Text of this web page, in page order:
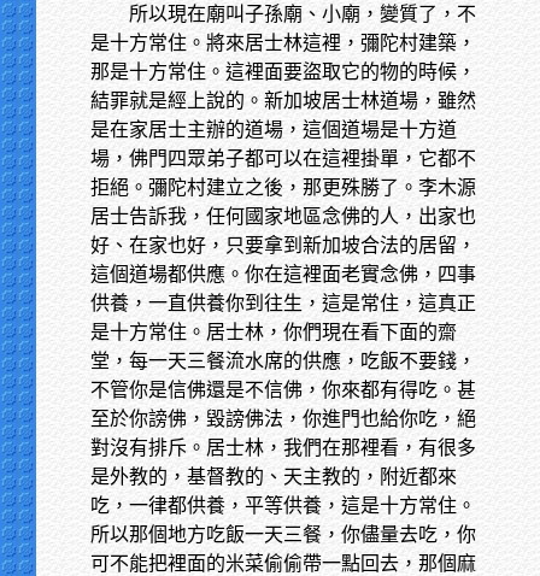
所以現在廟叫子孫廟、小廟，變質了，不
是十方常住。將來居士林這裡，彌陀村建築，
那是十方常住。這裡面要盜取它的物的時候，
結罪就是經上說的。新加坡居士林道場，雖然
是在家居士主辦的道場，這個道場是十方道
場，佛門四眾弟子都可以在這裡掛單，它都不
拒絕。彌陀村建立之後，那更殊勝了。李木源
居士告訴我，任何國家地區念佛的人，出家也
好、在家也好，只要拿到新加坡合法的居留，
這個道場都供應。你在這裡面老實念佛，四事
供養，一直供養你到往生，這是常住，這真正
是十方常住。居士林，你們現在看下面的齋
堂，每一天三餐流水席的供應，吃飯不要錢，
不管你是信佛還是不信佛，你來都有得吃。甚
至於你謗佛，毀謗佛法，你進門也給你吃，絕
對沒有排斥。居士林，我們在那裡看，有很多
是外教的，基督教的、天主教的，附近都來
吃，一律都供養，平等供養，這是十方常住。
所以那個地方吃飯一天三餐，你儘量去吃，你
可不能把裡面的米菜偷偷帶一點回去，那個麻